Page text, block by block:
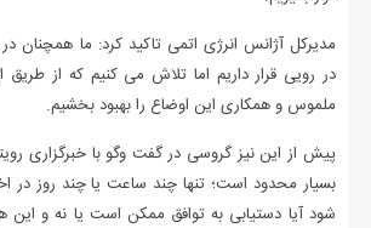
مدیرکل آژانس انرژی اتمی تاکید کرد: ما همچنان
در رویی قرار داریم اما تلاش می کنیم که از طریق
ملموس و همکاری این اوضاع را بهبود بخشیم.
پیش از این نیز گروسی در گفت‌ وگو با خبرگزاری
بسیار محدود است؛ تنها چند ساعت یا چند روز در
شود آیا دستیابی به توافق ممکن است یا نه و